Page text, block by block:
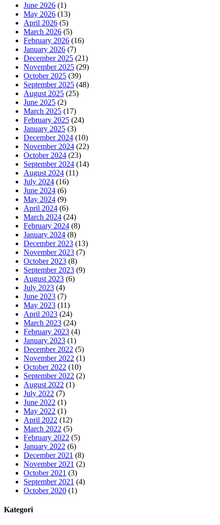
June 2026 (1)
May 2026 (13)
April 2026 (5)
March 2026 (5)
February 2026 (16)
January 2026 (7)
December 2025 (21)
November 2025 (29)
October 2025 (39)
September 2025 (48)
August 2025 (25)
June 2025 (2)
March 2025 (17)
February 2025 (24)
January 2025 (3)
December 2024 (10)
November 2024 (22)
October 2024 (23)
September 2024 (14)
August 2024 (11)
July 2024 (16)
June 2024 (6)
May 2024 (9)
April 2024 (6)
March 2024 (24)
February 2024 (8)
January 2024 (8)
December 2023 (13)
November 2023 (7)
October 2023 (8)
September 2023 (9)
August 2023 (6)
July 2023 (4)
June 2023 (7)
May 2023 (11)
April 2023 (24)
March 2023 (24)
February 2023 (4)
January 2023 (1)
December 2022 (5)
November 2022 (1)
October 2022 (10)
September 2022 (2)
August 2022 (1)
July 2022 (7)
June 2022 (1)
May 2022 (1)
April 2022 (12)
March 2022 (5)
February 2022 (5)
January 2022 (6)
December 2021 (8)
November 2021 (2)
October 2021 (3)
September 2021 (4)
October 2020 (1)
Kategori